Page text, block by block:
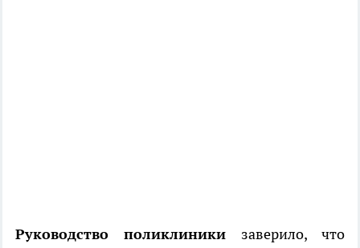
Руководство поликлиники заверило, что